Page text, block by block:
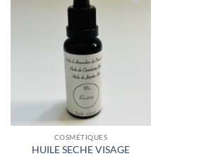
COSMÉTIQUES
HUILE SECHE VISAGE